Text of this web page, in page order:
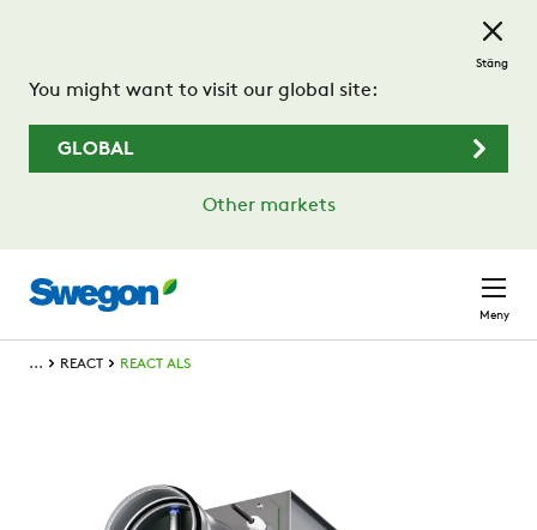
You might want to visit our global site:
GLOBAL
Other markets
Stäng
Meny
... REACT REACT ALS